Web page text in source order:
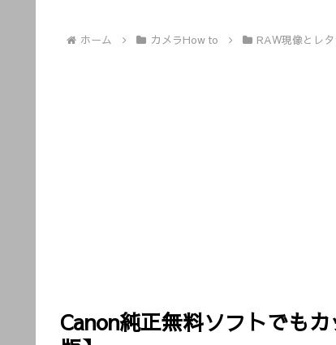
ホーム カメラHow to RAW現像とレ
Canon純正無料ソフトでも